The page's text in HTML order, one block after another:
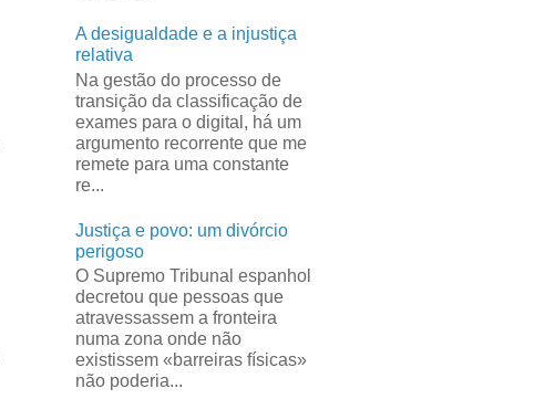
A desigualdade e a injustiça
relativa
Na gestão do processo de
transição da classificação de
exames para o digital, há um
argumento recorrente que me
remete para uma constante
re...
Justiça e povo: um divórcio
perigoso
O Supremo Tribunal espanhol
decretou que pessoas que
atravessassem a fronteira
numa zona onde não
existissem «barreiras físicas»
não poderia...